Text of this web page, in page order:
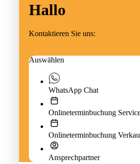
Hallo
Kontaktieren Sie uns:
Auswählen
WhatsApp Chat
Onlineterminbuchung
Onlineterminbuchung
Ansprechpartner